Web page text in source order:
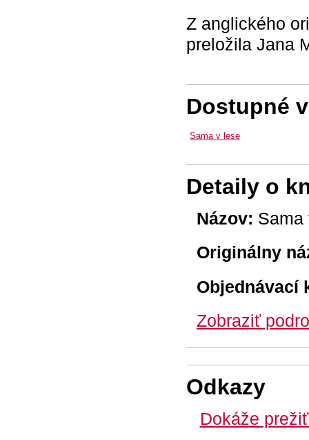
Z anglického
preložila Jana
Dostupné
Sama v lese
Detaily o
Názov: Sama
Originálny
Objednávací
Zobraziť
Odkazy
Dokáže